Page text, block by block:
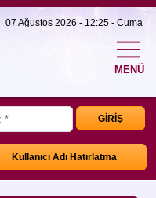
07 Ağustos 2026 - 12:25 - Cuma
MENÜ
GİRİŞ
Kullanıcı Adı Hatırlatma